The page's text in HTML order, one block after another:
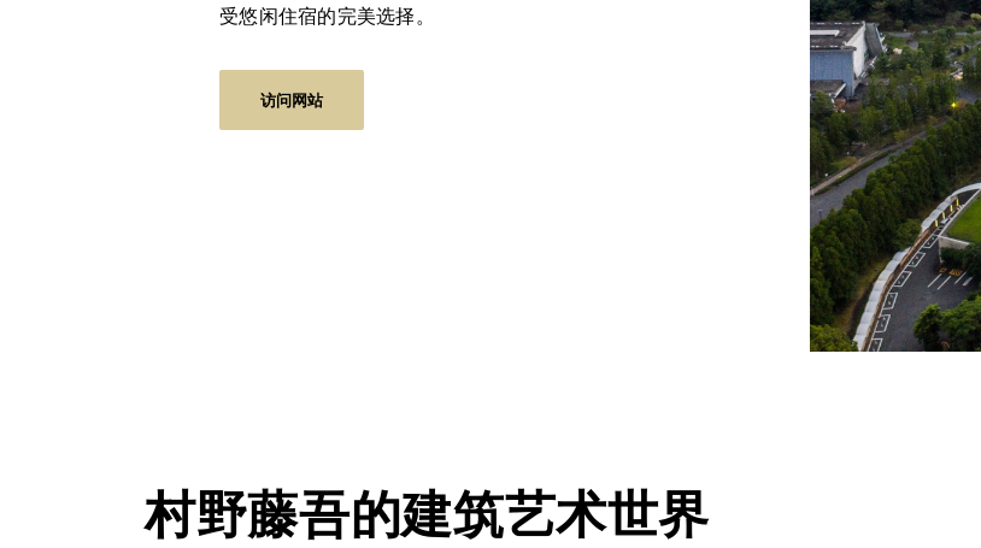
受悠闲住宿的完美选择。
访问网站
村野藤吾的建筑艺术世界